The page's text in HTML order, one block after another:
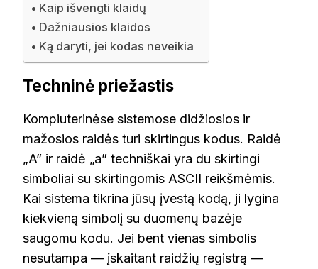
Kaip išvengti klaidų
Dažniausios klaidos
Ką daryti, jei kodas neveikia
Techninė priežastis
Kompiuterinėse sistemose didžiosios ir
mažosios raidės turi skirtingus kodus. Raidė
„A” ir raidė „a” techniškai yra du skirtingi
simboliai su skirtingomis ASCII reikšmėmis.
Kai sistema tikrina jūsų įvestą kodą, ji lygina
kiekvieną simbolį su duomenų bazėje
saugomu kodu. Jei bent vienas simbolis
nesutampa — įskaitant raidžių registrą —